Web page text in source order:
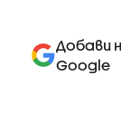
Добави
Google